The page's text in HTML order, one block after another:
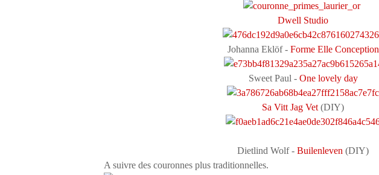
Dwell Studio
Johanna Eklöf - Forme Elle Conception
Sweet Paul - One lovely day
Sa Vitt Jag Vet (DIY)
Dietlind Wolf - Builenleven (DIY)
A suivre des couronnes plus traditionnelles.